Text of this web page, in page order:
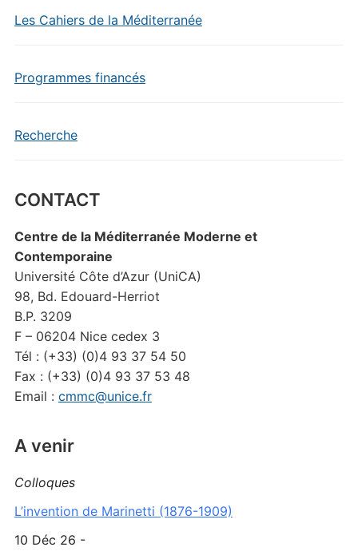
Les Cahiers de la Méditerranée
Programmes financés
Recherche
CONTACT
Centre de la Méditerranée Moderne et
Contemporaine
Université Côte d’Azur (UniCA)
98, Bd. Edouard-Herriot
B.P. 3209
F – 06204 Nice cedex 3
Tél : (+33) (0)4 93 37 54 50
Fax : (+33) (0)4 93 37 53 48
Email : cmmc@unice.fr
A venir
Colloques
L’invention de Marinetti (1876-1909)
10 Déc 26 -